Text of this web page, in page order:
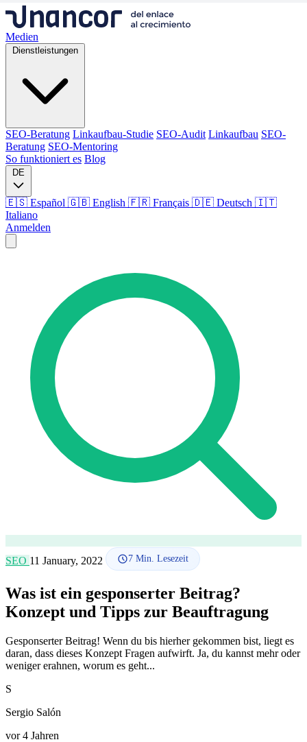
Medien
Dienstleistungen
SEO-Beratung Linkaufbau-Studie SEO-Audit Linkaufbau SEO-
Beratung SEO-Mentoring
So funktioniert es Blog
DE
🇪🇸 Español 🇬🇧 English 🇫🇷 Français 🇩🇪 Deutsch 🇮🇹
Italiano
Anmelden
SEO-Beratung Linkaufbau
Beratung
SEO-Mentoring
So funktioniert es
Sprache
🇪🇸 ES
🇬🇧 EN 🇮🇹 IT
SEO 11 January, 2022 7 Min. Lesezeit
Was ist ein gesponserter Beitrag?
Konzept und Tipps zur Beauftragung
Gesponserter Beitrag! Wenn du bis hierher gekommen bist, liegt es
daran, dass dieses Konzept Fragen aufwirft. Ja, du kannst mehr oder
weniger erahnen, worum es geht...
S
Sergio Salón
vor 4 Jahren